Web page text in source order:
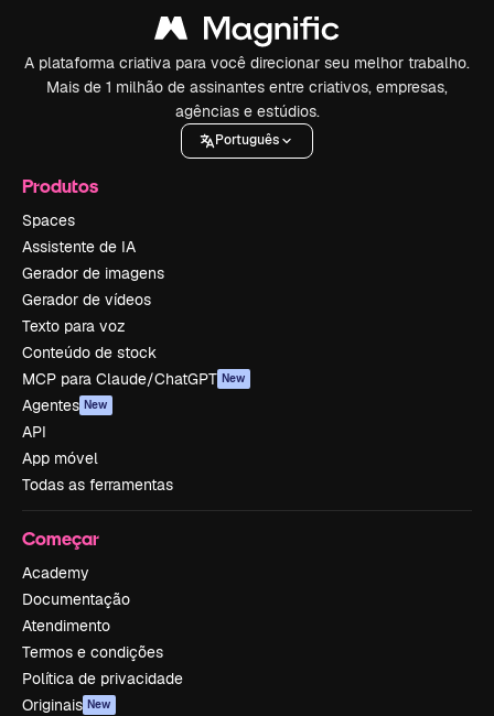
A plataforma criativa para você direcionar seu melhor trabalho.
Mais de 1 milhão de assinantes entre criativos, empresas,
agências e estúdios.
Português
Produtos
Spaces
Assistente de IA
Gerador de imagens
Gerador de vídeos
Texto para voz
Conteúdo de stock
MCP para Claude/ChatGPT New
Agentes New
API
App móvel
Todas as ferramentas
Começar
Academy
Documentação
Atendimento
Termos e condições
Política de privacidade
Originais New